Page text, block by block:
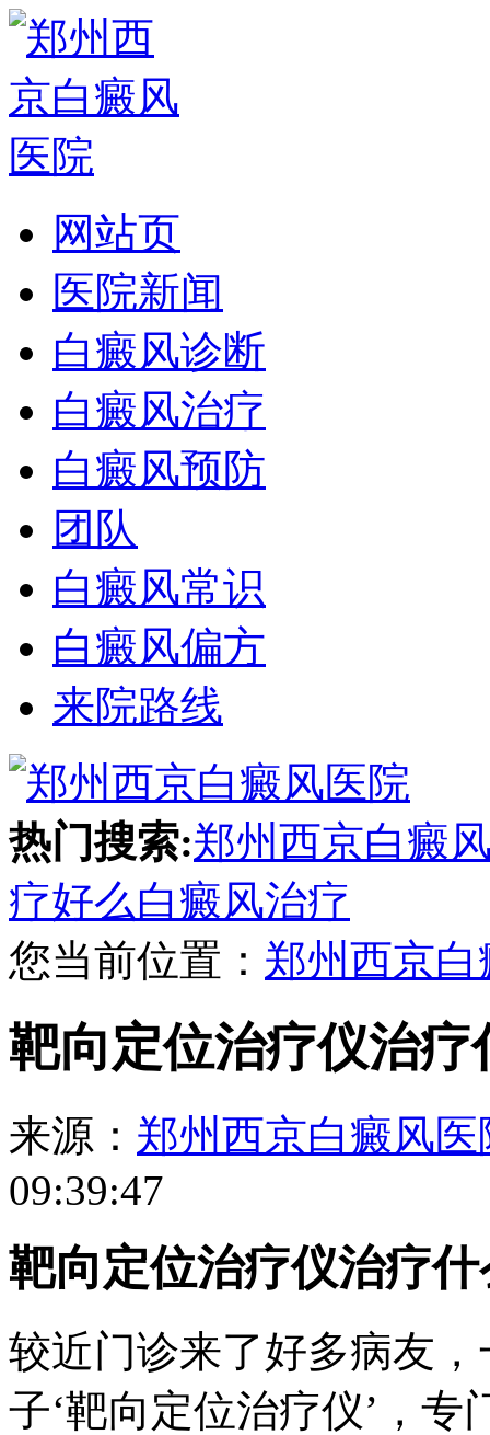
网站页
医院新闻
白癜风诊断
白癜风治疗
白癜风预防
团队
白癜风常识
白癜风偏方
来院路线
热门搜索:郑州西京白癜
疗好么白癜风治疗
您当前位置： 郑州西京
靶向定位治疗仪治疗
来源： 郑州西京白癜风医
09:39:47
靶向定位治疗仪治疗
较近门诊来了好多病友
子‘靶向定位治疗仪’，